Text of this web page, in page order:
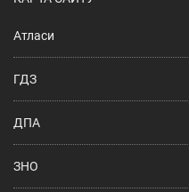
Атласи
ГДЗ
ДПА
ЗНО